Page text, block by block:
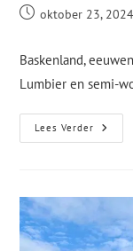
oktober 23, 2024
Baskenland,
Lumbier en semi-
Lees Verder